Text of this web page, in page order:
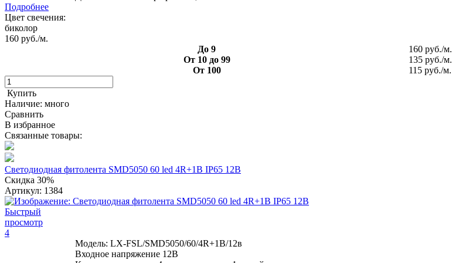
Подробнее
Цвет свечения:
биколор
160 руб./м.
До 9
160 руб./м.
От 10 до 99
135 руб./м.
От 100
115 руб./м.
Купить
Наличие: много
Сравнить
В избранное
Связанные товары:
Светодиодная фитолента SMD5050 60 led 4R+1B IP65 12В
Скидка 30%
Артикул: 1384
Быстрый
просмотр
4
Модель: LX-FSL/SMD5050/60/4R+1B/12в
Входное напряжение 12В